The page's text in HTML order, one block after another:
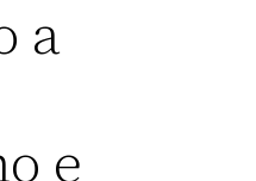
a
e